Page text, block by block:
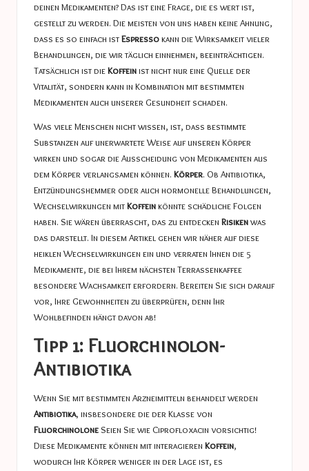
deinen Medikamenten? Das ist eine Frage, die es wert ist,
gestellt zu werden. Die meisten von uns haben keine Ahnung,
dass es so einfach istEspressokann die Wirksamkeit vieler
Behandlungen, die wir täglich einnehmen, beeinträchtigen.
Tatsächlich ist dieKoffeinist nicht nur eine Quelle der
Vitalität, sondern kann in Kombination mit bestimmten
Medikamenten auch unserer Gesundheit schaden.
Was viele Menschen nicht wissen, ist, dass bestimmte
Substanzen auf unerwartete Weise auf unseren Körper
wirken und sogar die Ausscheidung von Medikamenten aus
dem Körper verlangsamen können. Körper. Ob Antibiotika,
Entzündungshemmer oder auch hormonelle Behandlungen,
Wechselwirkungen mitKoffeinkönnte schädliche Folgen
haben. Sie wären überrascht, das zu entdecken Risikenwas
das darstellt. In diesem Artikel gehen wir näher auf diese
heiklen Wechselwirkungen ein und verraten Ihnen die 5
Medikamente, die bei Ihrem nächsten Terrassenkaffee
besondere Wachsamkeit erfordern. Bereiten Sie sich darauf
vor, Ihre Gewohnheiten zu überprüfen, denn Ihr
Wohlbefinden hängt davon ab!
Tipp 1: Fluorchinolon-
Antibiotika
Wenn Sie mit bestimmten Arzneimitteln behandelt werden
Antibiotika, insbesondere die der Klasse von
Fluorchinolone Seien Sie wie Ciprofloxacin vorsichtig!
Diese Medikamente können mit interagieren Koffein,
wodurch Ihr Körper weniger in der Lage ist, es